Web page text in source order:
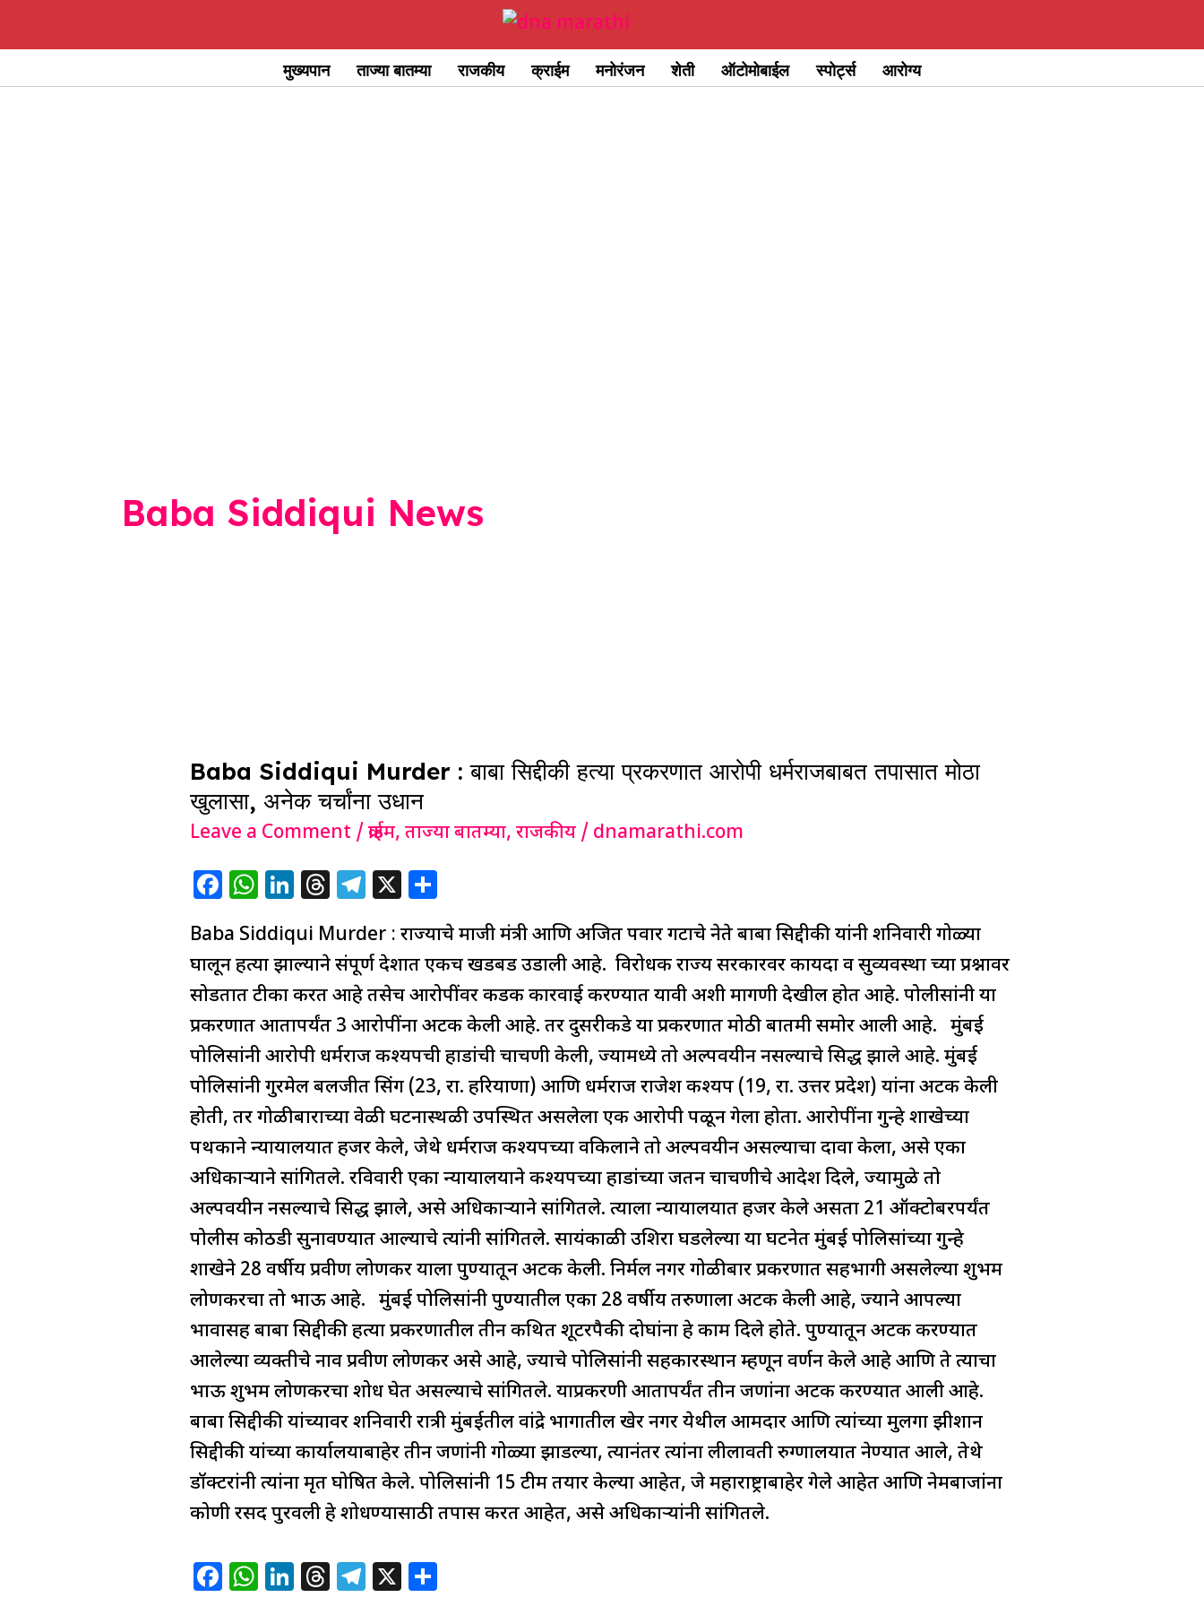
to
मुख्यपान ताज्या बातम्या राजकीय क्राईम मनोरंजन शेती ऑटोमोबाईल स्पोर्ट्स आरोग्य
Baba Siddiqui News
Baba Siddiqui Murder : बाबा सिद्दीकी हत्या प्रकरणात आरोपी धर्मराजबाबत तपासात मोठा
खुलासा, अनेक चर्चांना उधान
Leave a Comment /क्राईम,ताज्या बातम्या,राजकीय / dnamarathi.com
F
c
e
b
o
o
k
W
at
s
A
p
p
Li
k
e
dI
n
T
re
a
d
s
T
e
g
ra
m
X
h
ar
e
Baba Siddiqui Murder : राज्याचे माजी मंत्री आणि अजित पवार गटाचे नेते बाबा सिद्दीकी यांनी शनिवारी गोळ्या
घालून हत्या झाल्याने संपूर्ण देशात एकच खडबड उडाली आहे. विरोधक राज्य सरकारवर कायदा व सुव्यवस्था च्या प्रश्नावर
सोडतात टीका करत आहे तसेच आरोपींवर कडक कारवाई करण्यात यावी अशी मागणी देखील होत आहे. पोलीसांनी या
प्रकरणात आतापर्यंत 3 आरोपींना अटक केली आहे. तर दुसरीकडे या प्रकरणात मोठी बातमी समोर आली आहे. मुंबई
पोलिसांनी आरोपी धर्मराज कश्यपची हाडांची चाचणी केली, ज्यामध्ये तो अल्पवयीन नसल्याचे सिद्ध झाले आहे. मुंबई
पोलिसांनी गुरमेल बलजीत सिंग (23, रा. हरियाणा) आणि धर्मराज राजेश कश्यप (19, रा. उत्तर प्रदेश) यांना अटक केली
होती, तर गोळीबाराच्या वेळी घटनास्थळी उपस्थित असलेला एक आरोपी पळून गेला होता. आरोपींना गुन्हे शाखेच्या
पथकाने न्यायालयात हजर केले, जेथे धर्मराज कश्यपच्या वकिलाने तो अल्पवयीन असल्याचा दावा केला, असे एका
अधिकाऱ्याने सांगितले. रविवारी एका न्यायालयाने कश्यपच्या हाडांच्या जतन चाचणीचे आदेश दिले, ज्यामुळे तो
अल्पवयीन नसल्याचे सिद्ध झाले, असे अधिकाऱ्याने सांगितले. त्याला न्यायालयात हजर केले असता 21 ऑक्टोबरपर्यंत
पोलीस कोठडी सुनावण्यात आल्याचे त्यांनी सांगितले. सायंकाळी उशिरा घडलेल्या या घटनेत मुंबई पोलिसांच्या गुन्हे
शाखेने 28 वर्षीय प्रवीण लोणकर याला पुण्यातून अटक केली. निर्मल नगर गोळीबार प्रकरणात सहभागी असलेल्या शुभम
लोणकरचा तो भाऊ आहे. मुंबई पोलिसांनी पुण्यातील एका 28 वर्षीय तरुणाला अटक केली आहे, ज्याने आपल्या
भावासह बाबा सिद्दीकी हत्या प्रकरणातील तीन कथित शूटरपैकी दोघांना हे काम दिले होते. पुण्यातून अटक करण्यात
आलेल्या व्यक्तीचे नाव प्रवीण लोणकर असे आहे, ज्याचे पोलिसांनी सहकारस्थान म्हणून वर्णन केले आहे आणि ते त्याचा
भाऊ शुभम लोणकरचा शोध घेत असल्याचे सांगितले. याप्रकरणी आतापर्यंत तीन जणांना अटक करण्यात आली आहे.
बाबा सिद्दीकी यांच्यावर शनिवारी रात्री मुंबईतील वांद्रे भागातील खेर नगर येथील आमदार आणि त्यांच्या मुलगा झीशान
सिद्दीकी यांच्या कार्यालयाबाहेर तीन जणांनी गोळ्या झाडल्या, त्यानंतर त्यांना लीलावती रुग्णालयात नेण्यात आले, तेथे
डॉक्टरांनी त्यांना मृत घोषित केले. पोलिसांनी 15 टीम तयार केल्या आहेत, जे महाराष्ट्राबाहेर गेले आहेत आणि नेमबाजांना
कोणी रसद पुरवली हे शोधण्यासाठी तपास करत आहेत, असे अधिकाऱ्यांनी सांगितले.
F W Li T T X
Murder
:
बाबा
सिद्दीकी
हत्या
प्रकरणात
आरोपी
धर्मराजबाबत
तपासात
मोठा
खुलासा,
अनेक
चर्चांना
उधान